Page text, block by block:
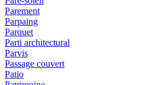
Parement
Parpaing
Parquet
Parti architectural
Parvis
Passage couvert
Patio